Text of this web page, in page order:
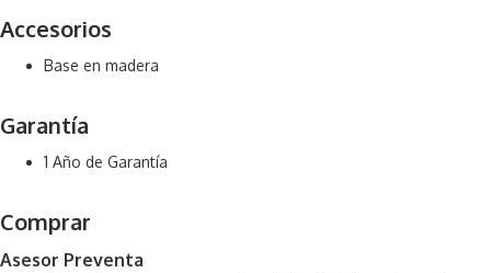
Accesorios
Base en madera
Garantía
1 Año de Garantía
Comprar
Asesor Preventa